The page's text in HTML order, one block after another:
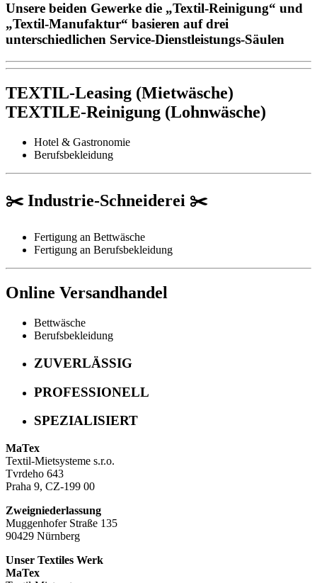
Unsere beiden Gewerke die „Textil-Reinigung“ und
„Textil-Manufaktur“ basieren auf drei
unterschiedlichen Service-Dienstleistungs-Säulen
TEXTIL-Leasing (Mietwäsche)
TEXTILE-Reinigung (Lohnwäsche)
Hotel & Gastronomie
Berufsbekleidung
✂️Industrie-Schneiderei ✂️
Fertigung an Bettwäsche
Fertigung an Berufsbekleidung
Online Versandhandel
Bettwäsche
Berufsbekleidung
ZUVERLÄSSIG
PROFESSIONELL
SPEZIALISIERT
MaTex
Textil-Mietsysteme s.r.o.
Tvrdeho 643
Praha 9, CZ-199 00
Zweigniederlassung
Muggenhofer Straße 135
90429 Nürnberg
Unser Textiles Werk
MaTex